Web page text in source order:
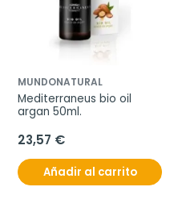
MUNDONATURAL
Mediterraneus bio oil
argan 50ml.
23,57 €
Añadir al carrito